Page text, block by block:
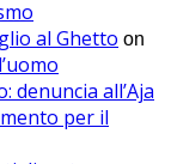
al Ghetto on
denuncia all’Aja
per il